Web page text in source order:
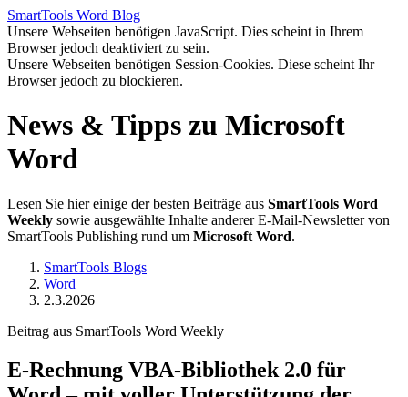
SmartTools Word Blog
Unsere Webseiten benötigen JavaScript. Dies scheint in Ihrem
Browser jedoch deaktiviert zu sein.
Unsere Webseiten benötigen Session-Cookies. Diese scheint Ihr
Browser jedoch zu blockieren.
News & Tipps zu Microsoft
Word
Lesen Sie hier einige der besten Beiträge aus SmartTools Word
Weekly sowie ausgewählte Inhalte anderer E-Mail-Newsletter von
SmartTools Publishing rund um Microsoft Word.
SmartTools Blogs
Word
2.3.2026
Beitrag aus SmartTools Word Weekly
E-Rechnung VBA-Bibliothek 2.0 für